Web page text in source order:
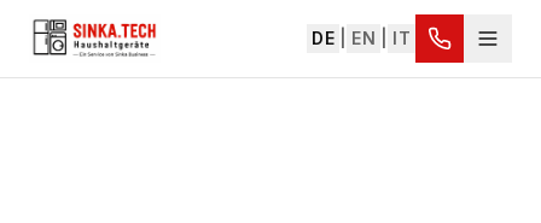
DE EN IT